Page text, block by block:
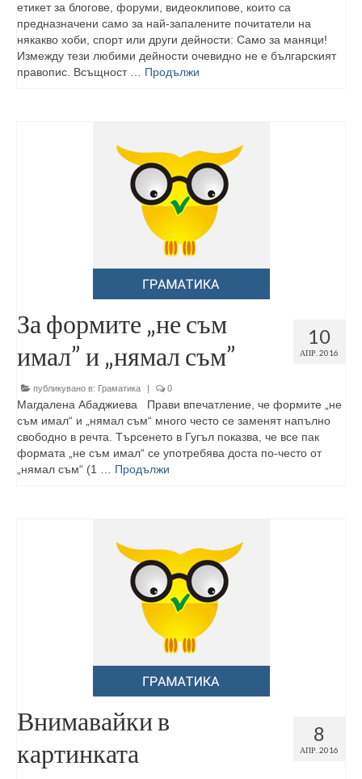
етикет за блогове, форуми, видеоклипове, които са
предназначени само за най-запалените почитатели на
някакво хоби, спорт или други дейности: Само за маняци!
Измежду тези любими дейности очевидно не е българският
правопис. Всъщност … Продължи
10
АПР. 2016
За формите „не съм
имал” и „нямал съм”
публикувано в: Граматика | 0
Магдалена Абаджиева Прави впечатление, че формите „не
съм имал“ и „нямал съм“ много често се заменят напълно
свободно в речта. Търсенето в Гугъл показва, че все пак
формата „не съм имал“ се употребява доста по-често от
„нямал съм“ (1 … Продължи
8
АПР. 2016
Внимавайки в
картинката